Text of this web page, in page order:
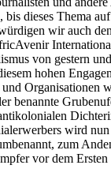
bis dieses Thema
wir auch
von gestern
hohen
Organisationen
benannte
wird
zum
vor dem